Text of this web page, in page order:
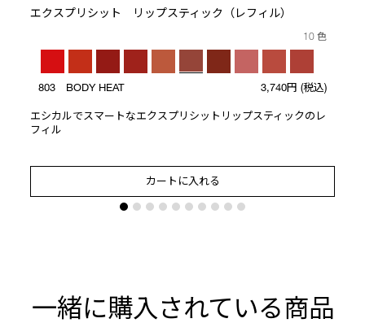
エクスプリシット リップスティック（レフィル）
10 色
803 BODY HEAT 3,740円 (税込)
エシカルでスマートなエクスプリシットリップスティックのレ
フィル
カートに入れる
一緒に購入されている商品